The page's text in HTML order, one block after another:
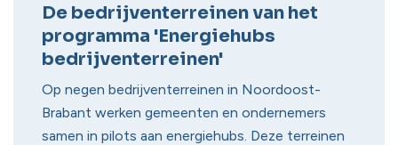
De bedrijventerreinen van het
programma 'Energiehubs
bedrijventerreinen'
Op negen bedrijventerreinen in Noordoost-
Brabant werken gemeenten en ondernemers
samen in pilots aan energiehubs. Deze terreinen